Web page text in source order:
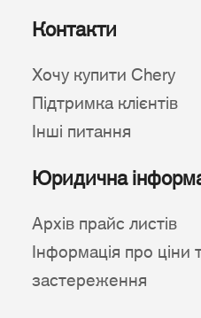
Контакти
Хочу купити Chery
Підтримка клієнтів
Інші питання
Юридична
Архів прайс листів
Інформація про ціни
застереження